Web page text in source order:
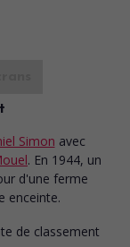
Simon avec
. En 1944, un
d'une ferme
enceinte.